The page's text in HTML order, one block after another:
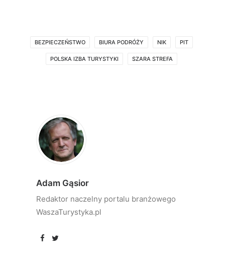
BEZPIECZEŃSTWO BIURA PODRÓŻY NIK PIT
POLSKA IZBA TURYSTYKI SZARA STREFA
Adam Gąsior
Redaktor naczelny portalu branżowego
WaszaTurystyka.pl